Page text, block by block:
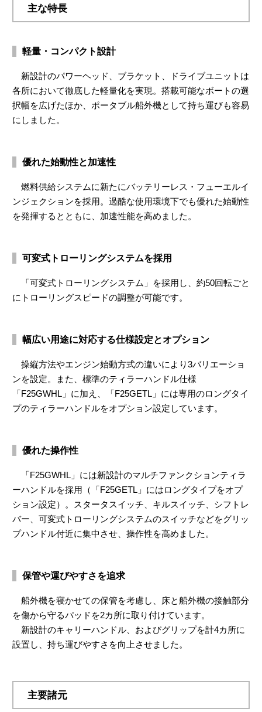
主な特長
軽量・コンパクト設計
新設計のパワーヘッド、ブラケット、ドライブユニットは
各所において徹底した軽量化を実現。搭載可能なボートの選
択幅を広げたほか、ポータブル船外機として持ち運びも容易
にしました。
優れた始動性と加速性
燃料供給システムに新たにバッテリーレス・フューエルイ
ンジェクションを採用。過酷な使用環境下でも優れた始動性
を発揮するとともに、加速性能を高めました。
可変式トローリングシステムを採用
「可変式トローリングシステム」を採用し、約50回転ごと
にトローリングスピードの調整が可能です。
幅広い用途に対応する仕様設定とオプション
操縦方法やエンジン始動方式の違いにより3バリエーショ
ンを設定。また、標準のティラーハンドル仕様
「F25GWHL」に加え、「F25GETL」には専用のロングタイ
プのティラーハンドルをオプション設定しています。
優れた操作性
「F25GWHL」には新設計のマルチファンクションティラ
ーハンドルを採用（「F25GETL」にはロングタイプをオプ
ション設定）。スタータスイッチ、キルスイッチ、シフトレ
バー、可変式トローリングシステムのスイッチなどをグリッ
プハンドル付近に集中させ、操作性を高めました。
保管や運びやすさを追求
船外機を寝かせての保管を考慮し、床と船外機の接触部分
を傷から守るパッドを2カ所に取り付けています。
新設計のキャリーハンドル、およびグリップを計4カ所に
設置し、持ち運びやすさを向上させました。
主要諸元